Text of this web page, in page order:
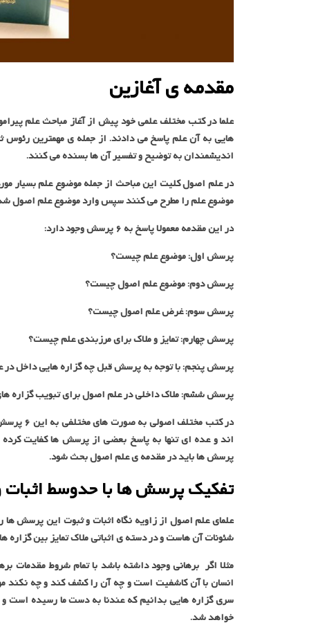
مقدمه ی آغازین
علما در کتب مختلف علمی خود پیش از آغاز مباحث علم
هایی به آن علم پاسخ می دادند. از جمله ی مهمترین رئوس
اندیشمندان به توضیح و تفسیر آن ها بسنده می کنند.
در علم اصول کلیت این مباحث از جمله موضوع علم بسیار
موضوع علم را مطرح می کنند سپس وارد موضوع علم اصول
در این مقدمه معمولا پاسخ به 6 پرسش وجود دارد:
پرسش اول: موضوع علم چیست؟
پرسش دوم: موضوع علم اصول چیست؟
پرسش سوم: غرض علم اصول چیست؟
پرسش چهارم: تمایز و ملاک برای مرزبندی علم چیست؟
پرسش پنجم: با توجه به پرسش قبل چه گزاره هایی داخل در
پرسش ششم: ملاک داخلی در علم اصول برای تبویب گزاره
در کتب
اند و عده ای تنها به پاسخ بعضی از پرسش ها کفایت
پرسش ها باید در مقدمه ی علم اصول بحث شود.
تفکیک پرسش ها با حدوسط اثبات
علمای علم اصول از زاویه نگاه اثبات و ثبوت این پرسش
شئونات آن هاست و در دسته ی اثباتی ملاک تمایز بین گزاره
مثلا اگر برهانی وجود داشته باشد با تمام شروط مقدمات
انسان با آن کاشفیت است و چه آن را کشف کند و چه نکند
سری گزاره هایی بدانیم که عندنا به دست ما رسیده است و
خواهد شد.